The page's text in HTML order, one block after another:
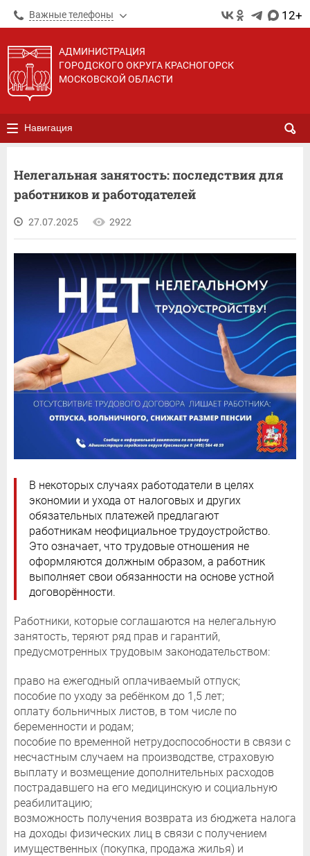
Важные телефоны 12+
АДМИНИСТРАЦИЯ
ГОРОДСКОГО ОКРУГА КРАСНОГОРСК
МОСКОВСКОЙ ОБЛАСТИ
Навигация
Нелегальная занятость: последствия для
работников и работодателей
27.07.2025 2922
В некоторых случаях работодатели в целях
экономии и ухода от налоговых и других
обязательных платежей предлагают
работникам неофициальное трудоустройство.
Это означает, что трудовые отношения не
оформляются должным образом, а работник
выполняет свои обязанности на основе устной
договорённости.
Работники, которые соглашаются на нелегальную
занятость, теряют ряд прав и гарантий,
предусмотренных трудовым законодательством:
право на ежегодный оплачиваемый отпуск;
пособие по уходу за ребёнком до 1,5 лет;
оплату больничных листов, в том числе по
беременности и родам;
пособие по временной нетрудоспособности в связи с
несчастным случаем на производстве, страховую
выплату и возмещение дополнительных расходов
пострадавшего на его медицинскую и социальную
реабилитацию;
возможность получения возврата из бюджета налога
на доходы физических лиц в связи с получением
имущественных (покупка, продажа жилья) и